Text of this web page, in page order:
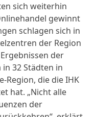
sich weiterhin
gewinnt
schlagen sich in
der Region
der
32 Städten in
Region, die die IHK
hat. „Nicht alle
der